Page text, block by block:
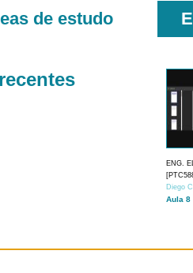
de estudo
ENG.
Diego
Aula 8